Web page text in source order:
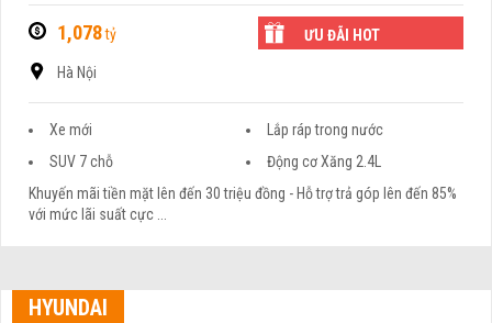
1,078tỷ ƯU ĐÃI HOT
Hà Nội
Xe mới
Lắp ráp trong nước
SUV 7 chỗ
Động cơ Xăng 2.4L
Khuyến mãi tiền mặt lên đến 30 triệu đồng - Hỗ trợ trả góp lên đến 85%
với mức lãi suất cực ...
HYUNDAI